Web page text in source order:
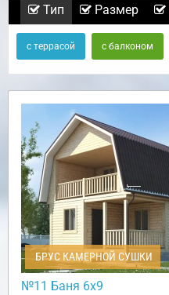
Тип Размер
с террасой с балконом
БРУС КАМЕРНОЙ СУШКИ
№11 Баня 6х9